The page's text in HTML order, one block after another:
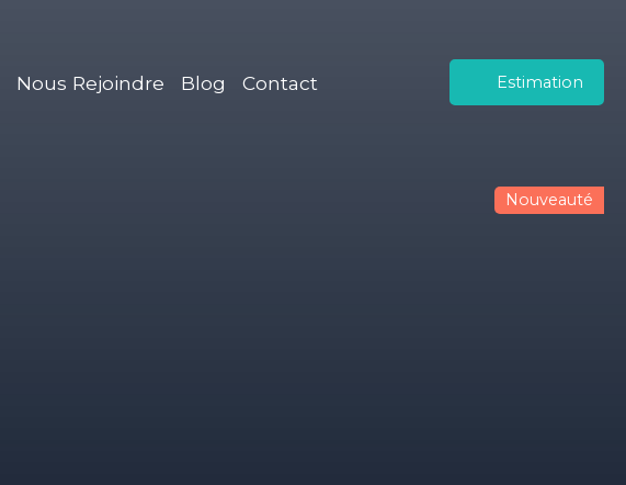
Nous Rejoindre Blog Contact Estimation
Nouveauté